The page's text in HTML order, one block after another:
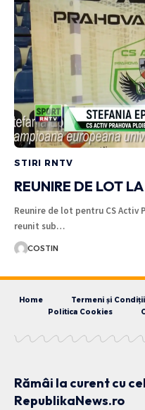
STIRI RNTV
REUNIRE DE LOT
Reunire de lot pentru CS Activ
reunit sub…
COSTIN
Home Termeni și Condiții
Politica Cookies
Rămâi la curent cu
RepublikaNews.ro